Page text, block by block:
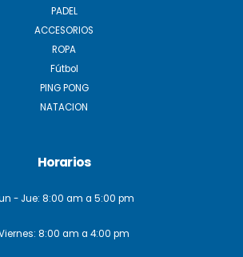
PADEL
ACCESORIOS
ROPA
Fútbol
PING PONG
NATACION
Horarios
- Jue: 8:00 am a 5:00 pm
8:00 am a 4:00 pm